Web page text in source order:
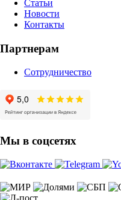
Статьи
Новости
Контакты
Партнерам
Сотрудничество
Мы в соцсетях